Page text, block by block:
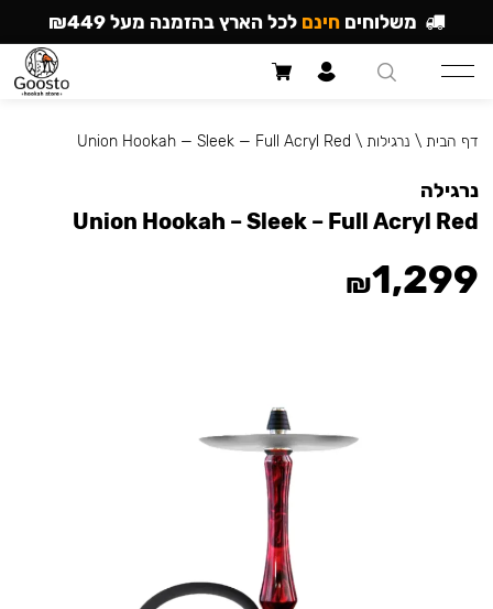
דף הבית \ נרגילות \
Union Hookah — Sleek — Full Acryl Red
נרגילה
Union Hookah – Sleek – Full Acryl Red
₪1,299
משלוחים חינם לכל הארץ בהזמנה מעל ₪449